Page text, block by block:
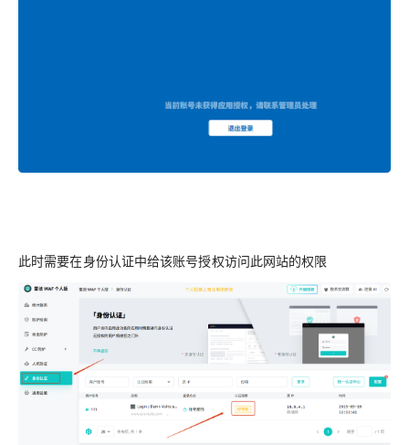
此时需要在身份认证中给该账号授权访问此网站的权限